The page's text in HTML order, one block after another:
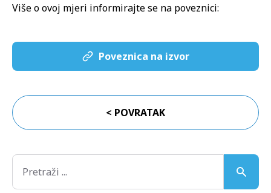
Više o ovoj mjeri informirajte se na poveznici:
Poveznica na izvor
< POVRATAK